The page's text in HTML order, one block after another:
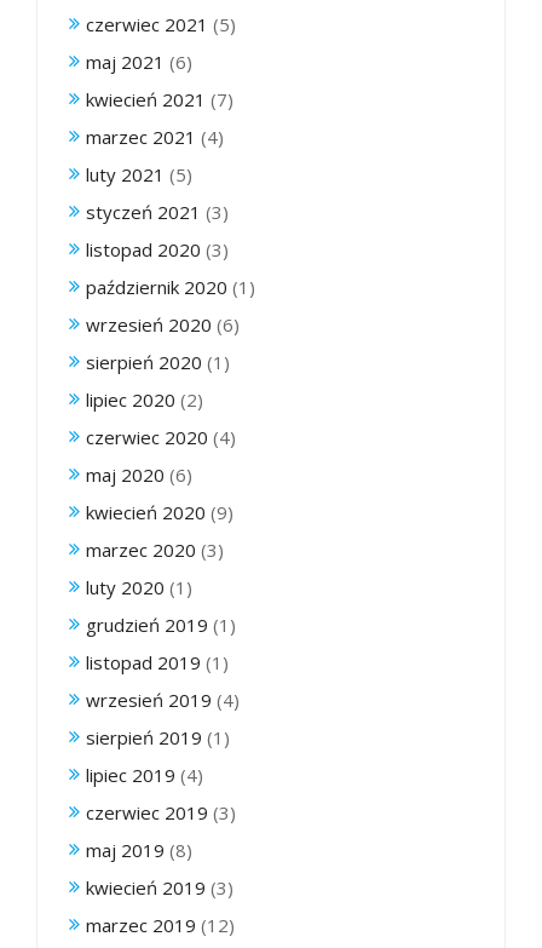
czerwiec 2021 (5)
maj 2021 (6)
kwiecień 2021 (7)
marzec 2021 (4)
luty 2021 (5)
styczeń 2021 (3)
listopad 2020 (3)
październik 2020 (1)
wrzesień 2020 (6)
sierpień 2020 (1)
lipiec 2020 (2)
czerwiec 2020 (4)
maj 2020 (6)
kwiecień 2020 (9)
marzec 2020 (3)
luty 2020 (1)
grudzień 2019 (1)
listopad 2019 (1)
wrzesień 2019 (4)
sierpień 2019 (1)
lipiec 2019 (4)
czerwiec 2019 (3)
maj 2019 (8)
kwiecień 2019 (3)
marzec 2019 (12)